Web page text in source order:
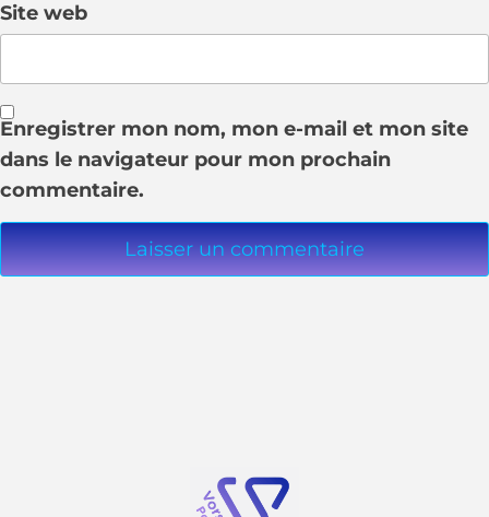
Site web
Enregistrer mon nom, mon e-mail et mon site
dans le navigateur pour mon prochain
commentaire.